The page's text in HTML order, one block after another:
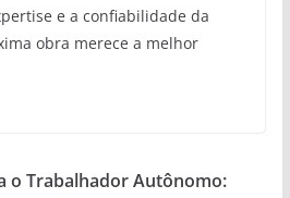
e a confiabilidade da
obra merece a melhor
o Trabalhador Autônomo: